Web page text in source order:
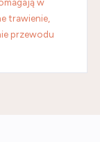
trawienie,
przewodu